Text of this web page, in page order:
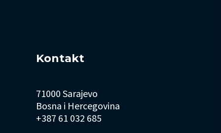
Kontakt
71000 Sarajevo
Bosna i Hercegovina
+387 61 032 685